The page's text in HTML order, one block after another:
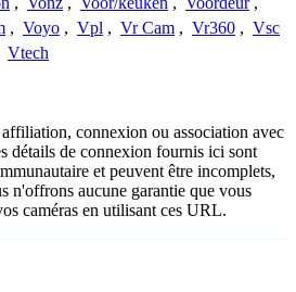
, Voyo , Vpl , Vr Cam , Vr360 , Vsc
Vtech
connexion ou association avec
détails de connexion fournis ici sont
et peuvent être incomplets,
n'offrons aucune garantie que vous
caméras en utilisant ces URL.